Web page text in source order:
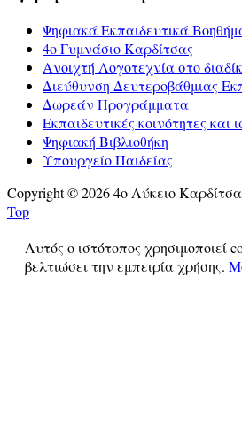
Ψηφιακά Εκπαιδευτικά
4ο Γυμνάσιο Καρδίτσας
Ανοιχτή Λογοτεχνία στο
Διεύθυνση Δευτεροβάθμιας
Δωρεάν Προγράμματα
Εκπαιδευτικές κοινότητες και
Ψηφιακή Βιβλιοθήκη
Υπουργείο Παιδείας
Copyright © 2026 4ο Λύκειο
Top
Αυτός ο ιστότοπος χρησιμοποιεί
βελτιώσει την εμπειρία χρήσης.